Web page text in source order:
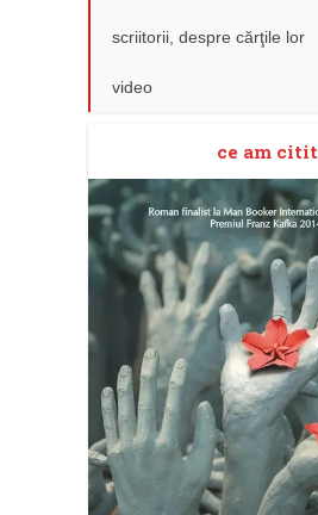
scriitorii, despre cărţile lor
video
ce am citit